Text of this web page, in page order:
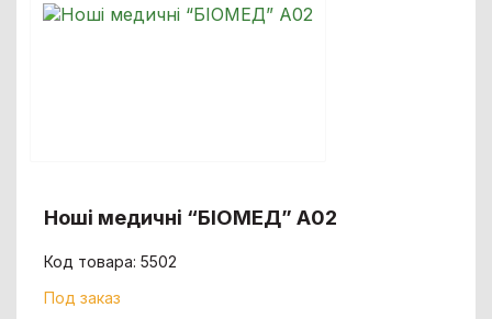
Ноші медичні “БІОМЕД” A02
Код товара: 5502
Под заказ